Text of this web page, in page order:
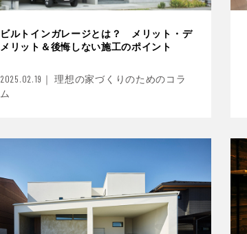
ビルトインガレージとは？ メリット・デ
メリット＆後悔しない施工のポイント
2025.02.19｜ 理想の家づくりのためのコラ
ム